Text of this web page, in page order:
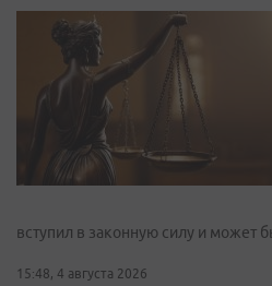
вступил в законную силу и может
15:48, 4 августа 2026